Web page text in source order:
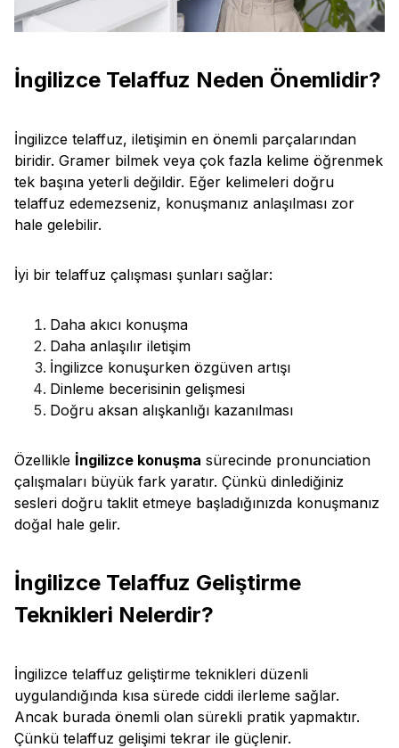
İngilizce Telaffuz Neden Önemlidir?
İngilizce telaffuz, iletişimin en önemli parçalarından
biridir. Gramer bilmek veya çok fazla kelime öğrenmek
tek başına yeterli değildir. Eğer kelimeleri doğru
telaffuz edemezseniz, konuşmanız anlaşılması zor
hale gelebilir.
İyi bir telaffuz çalışması şunları sağlar:
Daha akıcı konuşma
Daha anlaşılır iletişim
İngilizce konuşurken özgüven artışı
Dinleme becerisinin gelişmesi
Doğru aksan alışkanlığı kazanılması
Özellikle İngilizce konuşma sürecinde pronunciation
çalışmaları büyük fark yaratır. Çünkü dinlediğiniz
sesleri doğru taklit etmeye başladığınızda konuşmanız
doğal hale gelir.
İngilizce Telaffuz Geliştirme
Teknikleri Nelerdir?
İngilizce telaffuz geliştirme teknikleri düzenli
uygulandığında kısa sürede ciddi ilerleme sağlar.
Ancak burada önemli olan sürekli pratik yapmaktır.
Çünkü telaffuz gelişimi tekrar ile güçlenir.